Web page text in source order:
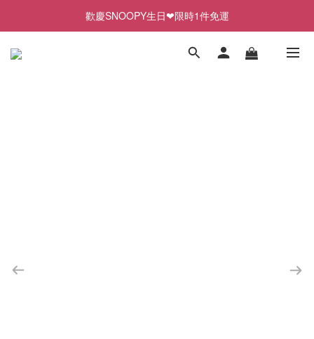
歡慶SNOOPY生日❤限時1件免運
歡慶SNOOPY生日❤限時1件免運
✨前往LINE加入好友領取專屬$50優惠券✨